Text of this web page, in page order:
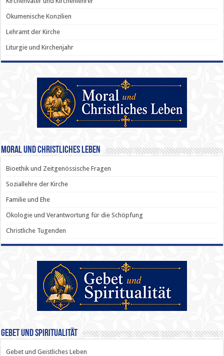
Ökumenische Konzilien
Lehramt der Kirche
Liturgie und Kirchenjahr
Moral und Christliches Leben
Bioethik und Zeitgenössische Fragen
Soziallehre der Kirche
Familie und Ehe
Ökologie und Verantwortung für die Schöpfung
Christliche Tugenden
Gebet und Spiritualität
Gebet und Geistliches Leben